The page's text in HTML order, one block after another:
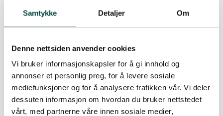
Samtykke Detaljer Om
Denne nettsiden anvender cookies
Vi bruker informasjonskapsler for å gi innhold og
annonser et personlig preg, for å levere sosiale
mediefunksjoner og for å analysere trafikken vår. Vi deler
dessuten informasjon om hvordan du bruker nettstedet
vårt, med partnerne våre innen sosiale medier,
fra land.
gammelt, ubrukelig eller utilstrekkelig utstyr.
Mye av dette er allerede kartlagt av Kystverket.
Oppgradering av mangelfulle oljeverndepoter
krever minst 100 millioner kroner og må senest
inn på statsbudsjettet for 2008.